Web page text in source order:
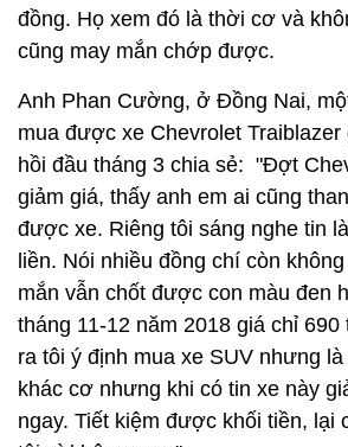
đồng. Họ xem đó là thời cơ và
cũng may mắn chớp được.
Anh Phan Cường, ở Đồng Nai,
mua được xe Chevrolet Traiblazer
hồi đầu tháng 3 chia sẻ: "Đợt
giảm giá, thấy anh em ai cũng
được xe. Riêng tôi sáng nghe tin
liền. Nói nhiều đồng chí còn
mắn vẫn chốt được con màu đen
tháng 11-12 năm 2018 giá chỉ
ra tôi ý định mua xe SUV nhưng
khác cơ nhưng khi có tin xe này
ngay. Tiết kiệm được khối tiền, lại